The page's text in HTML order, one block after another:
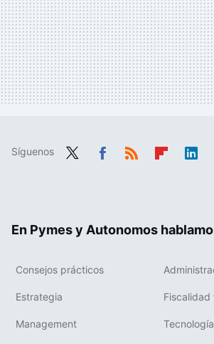
Síguenos
En Pymes y Autonomos
Consejos prácticos
Estrategia
Management Tecnología